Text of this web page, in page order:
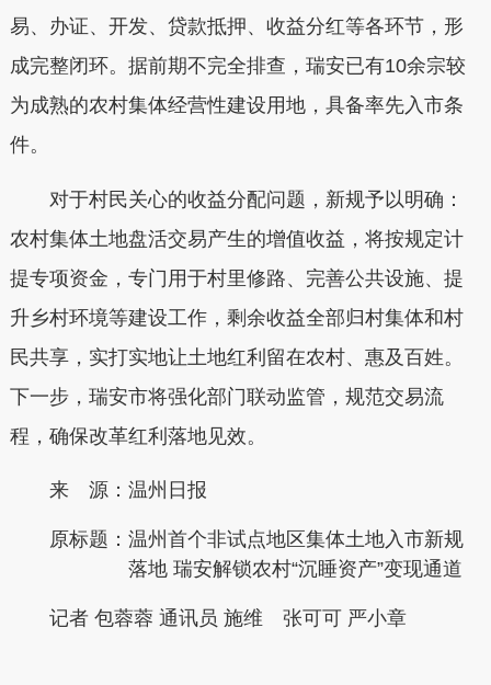
易、办证、开发、贷款抵押、收益分红等各环节，形
成完整闭环。据前期不完全排查，瑞安已有10余宗较
为成熟的农村集体经营性建设用地，具备率先入市条
件。
对于村民关心的收益分配问题，新规予以明确：
农村集体土地盘活交易产生的增值收益，将按规定计
提专项资金，专门用于村里修路、完善公共设施、提
升乡村环境等建设工作，剩余收益全部归村集体和村
民共享，实打实地让土地红利留在农村、惠及百姓。
下一步，瑞安市将强化部门联动监管，规范交易流
程，确保改革红利落地见效。
来 源：温州日报
原标题： 温州首个非试点地区集体土地入市新规
落地 瑞安解锁农村“沉睡资产”变现通道
记者 包蓉蓉 通讯员 施维 张可可 严小章